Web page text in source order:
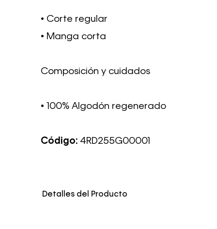
• Corte regular
• Manga corta
Composición y cuidados
• 100% Algodón regenerado
Código: 4RD255G00001
Detalles del Producto